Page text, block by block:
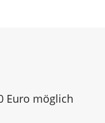
Euro möglich